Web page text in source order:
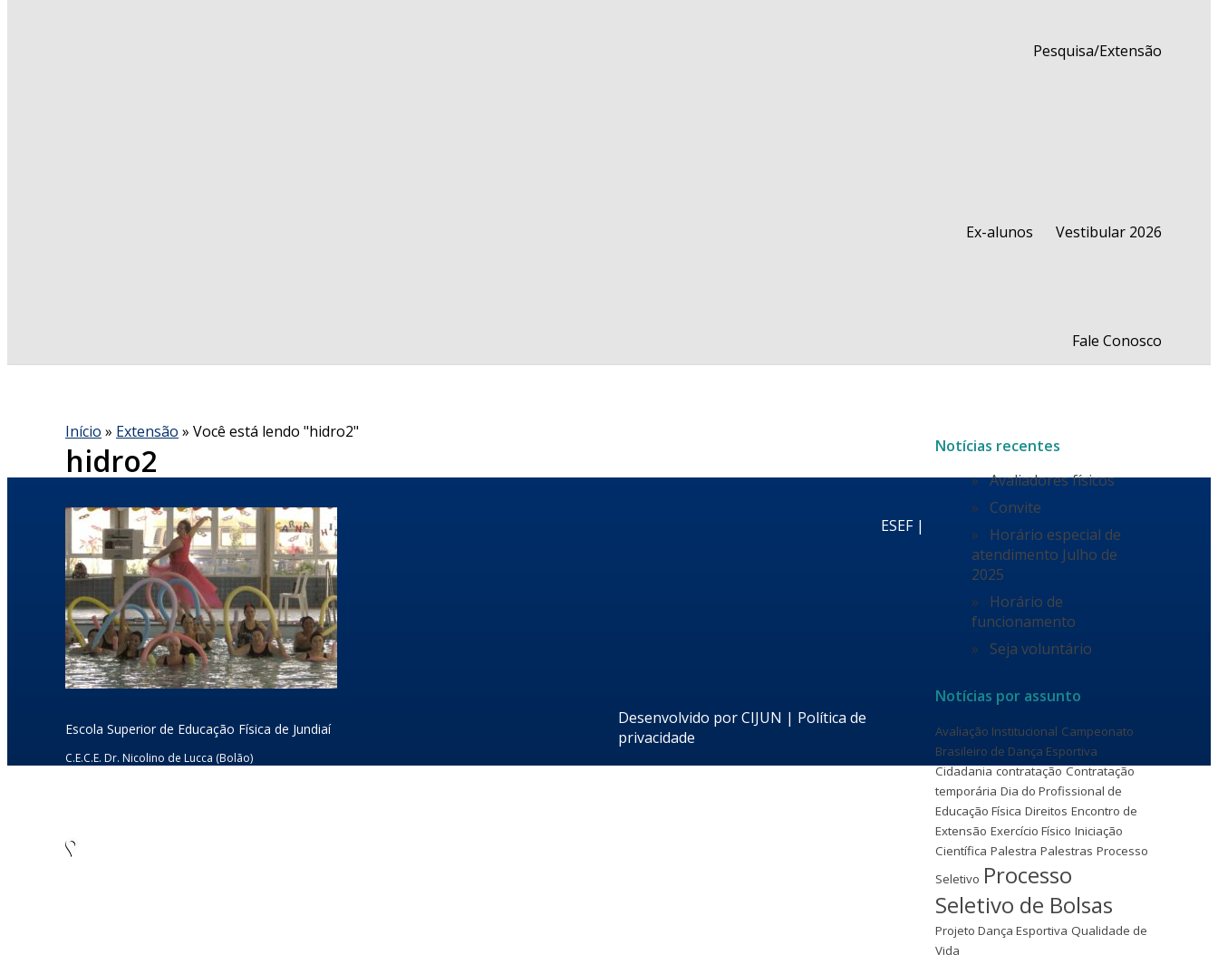
Pesquisa/Extensão
Vestibular 2026
Ex-alunos
Fale Conosco
Início » Extensão » Você está lendo "hidro2"
hidro2
Notícias recentes
Avaliadores físicos
Convite
Horário especial de
atendimento Julho de
2025
Horário de
funcionamento
Seja voluntário
Notícias por assunto
Avaliação Institucional Campeonato
Brasileiro de Dança Esportiva
Cidadania contratação Contratação
temporária Dia do Profissional de
Educação Física Direitos Encontro de
Extensão Exercício Físico Iniciação
Científica Palestra Palestras Processo
Seletivo Processo
Seletivo de Bolsas
Projeto Dança Esportiva Qualidade de
Vida
Escola Superior de Educação Física de Jundiaí
C.E.C.E. Dr. Nicolino de Lucca (Bolão)
ESEF |
Desenvolvido porCIJUN | Política de
privacidade